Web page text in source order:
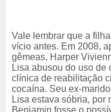
Vale lembrar que a
vício antes. Em 2008,
gêmeas, Harper
Lisa abusou do uso de
clínica de reabilitação
cocaína. Seu ex-
Lisa estava sóbria, por
Benjamin fosse o